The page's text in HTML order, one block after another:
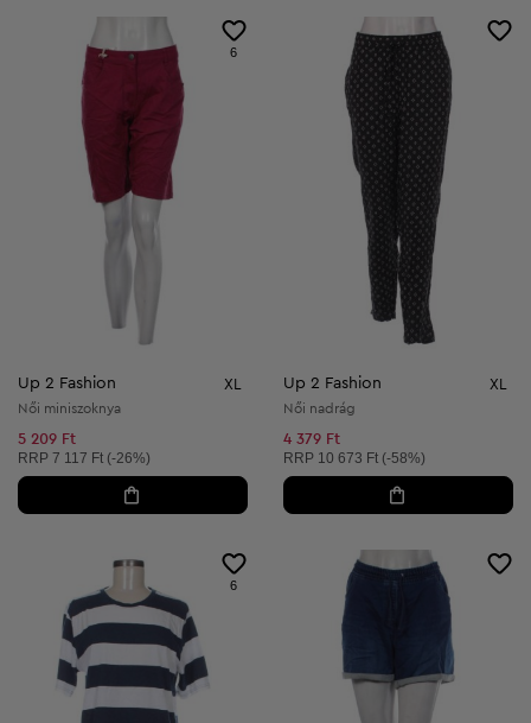
6
Up 2 Fashion XL
Női miniszoknya
5 209 Ft
Ajánlott ár:
RRP 7 117 Ft (-26%)
Up 2 Fashion XL
Női nadrág
4 379 Ft
Ajánlott ár:
RRP 10 673 Ft (-58%)
6